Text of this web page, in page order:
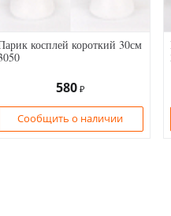
косплей короткий 30см
580 ₽
Сообщить о наличии